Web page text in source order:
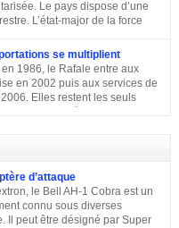
Le pays dispose d’une
L’état-major de la force
dans la ville de Vinnitsa. Elle
soviétique. Parmi les
élabore l’une des plus
l’armée de l’air ukrainienne
environ 43 000 personnes et
trois commandements
se multiplient
1986, le Rafale entre aux
en 2002 puis aux services de
2006. Elles restent les seuls
tard, les premières
le constructeur multiplie les
du Rafale …
d’attaque
le Bell AH-1 Cobra est un
connu sous diverses
Il peut être désigné par Super